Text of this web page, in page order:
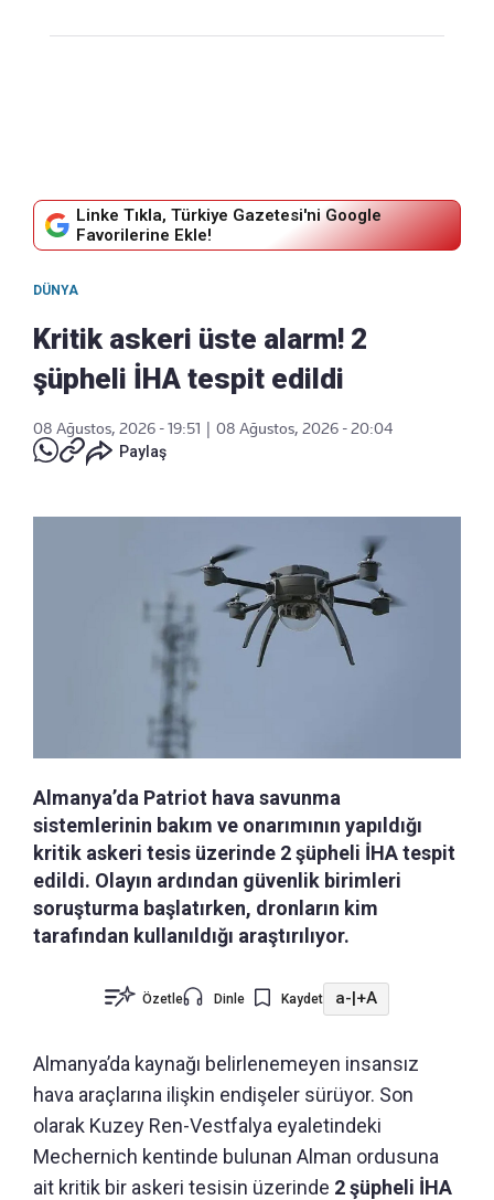
Linke Tıkla, Türkiye Gazetesi'ni Google
Favorilerine Ekle!
DÜNYA
Kritik askeri üste alarm! 2
şüpheli İHA tespit edildi
08 Ağustos, 2026 - 19:51
08 Ağustos, 2026 - 20:04
Paylaş
Almanya’da Patriot hava savunma
sistemlerinin bakım ve onarımının yapıldığı
kritik askeri tesis üzerinde 2 şüpheli İHA tespit
edildi. Olayın ardından güvenlik birimleri
soruşturma başlatırken, dronların kim
tarafından kullanıldığı araştırılıyor.
Özetle Dinle Kaydet a-|+A
Almanya’da kaynağı belirlenemeyen insansız
hava araçlarına ilişkin endişeler sürüyor. Son
olarak Kuzey Ren-Vestfalya eyaletindeki
Mechernich kentinde bulunan Alman ordusuna
ait kritik bir askeri tesisin üzerinde 2 şüpheli İHA